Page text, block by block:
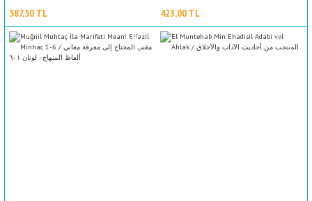
/ أحمد بن الحجازي بن بدير الفشني
587,50 TL
بن موسى الحامدي
423,00 TL